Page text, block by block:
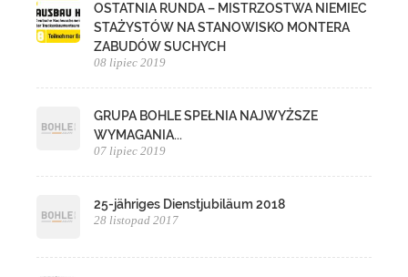
OSTATNIA RUNDA – MISTRZOSTWA NIEMIEC
STAŻYSTÓW NA STANOWISKO MONTERA
ZABUDÓW SUCHYCH
08 lipiec 2019
GRUPA BOHLE SPEŁNIA NAJWYŻSZE
WYMAGANIA...
07 lipiec 2019
25-jähriges Dienstjubiläum 2018
28 listopad 2017